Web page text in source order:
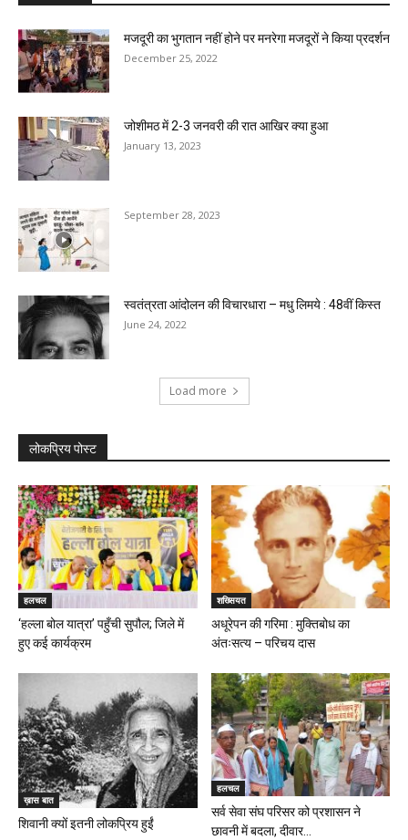
मजदूरी का भुगतान नहीं होने पर मनरेगा मजदूरों ने किया प्रदर्शन
December 25, 2022
जोशीमठ में 2-3 जनवरी की रात आखिर क्या हुआ
January 13, 2023
September 28, 2023
स्वतंत्रता आंदोलन की विचारधारा – मधु लिमये : 48वीं किस्त
June 24, 2022
Load more
लोकप्रिय पोस्ट
हलचल
‘हल्ला बोल यात्रा’ पहुँची सुपौल; जिले में
हुए कई कार्यक्रम
शख्सियत
अधूरेपन की गरिमा : मुक्तिबोध का
अंतःसत्य – परिचय दास
ख़ास बात
शिवानी क्यों इतनी लोकप्रिय हुईं
हलचल
सर्व सेवा संघ परिसर को प्रशासन ने
छावनी में बदला, दीवार...